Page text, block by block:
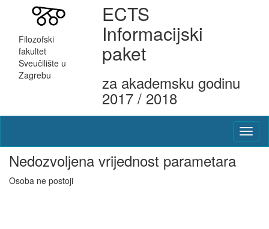
Filozofski
fakultet
Sveučilište u
Zagrebu
ECTS
Informacijski
paket
za akademsku godinu
2017 / 2018
Nedozvoljena vrijednost parametara
Osoba ne postoji